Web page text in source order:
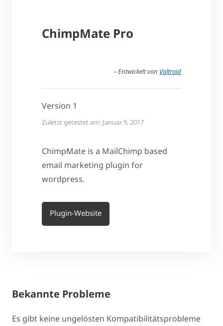
ChimpMate Pro
– Entwickelt von Voltroid
Version 1
Zuletzt getestet am: Januar 9, 2017
ChimpMate is a MailChimp based
email marketing plugin for
wordpress.
Plugin-Website
Bekannte Probleme
Es gibt keine ungelösten Kompatibilitätsprobleme